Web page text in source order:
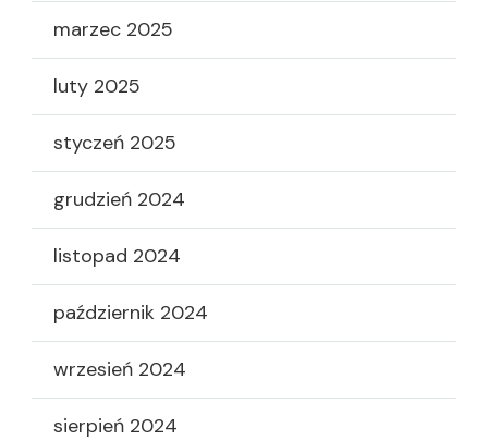
marzec 2025
luty 2025
styczeń 2025
grudzień 2024
listopad 2024
październik 2024
wrzesień 2024
sierpień 2024